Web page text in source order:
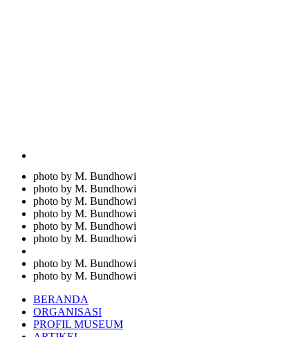
photo by M. Bundhowi
photo by M. Bundhowi
photo by M. Bundhowi
photo by M. Bundhowi
photo by M. Bundhowi
photo by M. Bundhowi
photo by M. Bundhowi
photo by M. Bundhowi
BERANDA
ORGANISASI
PROFIL MUSEUM